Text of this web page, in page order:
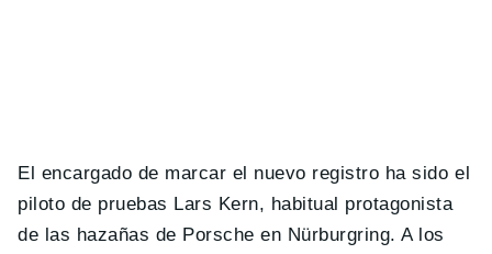
El encargado de marcar el nuevo registro ha sido el
piloto de pruebas Lars Kern, habitual protagonista
de las hazañas de Porsche en Nürburgring. A los